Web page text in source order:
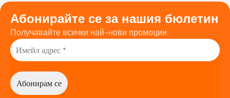
Абонирайте се за нашия бюлетин
Получавайте всички най-нови промоции.